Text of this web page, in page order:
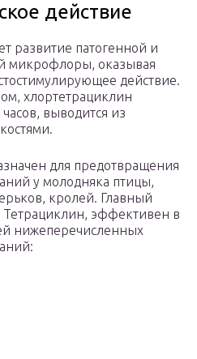
действие
развитие патогенной и
микрофлоры, оказывая
действие.
хлортетрациклин
выводится из
для предотвращения
у молодняка птицы,
кролей. Главный
эффективен в
нижеперечисленных